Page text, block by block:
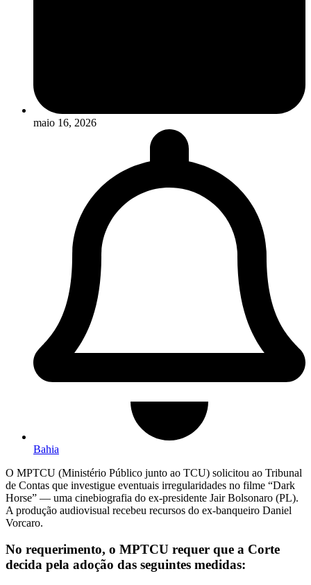
maio 16, 2026
Bahia
O MPTCU (Ministério Público junto ao TCU) solicitou ao Tribunal
de Contas que investigue eventuais irregularidades no filme “Dark
Horse” — uma cinebiografia do ex-presidente Jair Bolsonaro (PL).
A produção audiovisual recebeu recursos do ex-banqueiro Daniel
Vorcaro.
No requerimento, o MPTCU requer que a Corte
decida pela adoção das seguintes medidas: